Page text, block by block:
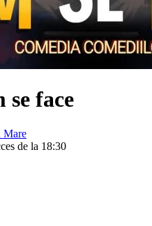
face
Mare
de la 18:30